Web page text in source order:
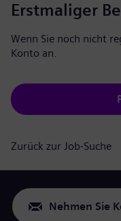
Erstmaliger
Wenn Sie noch nicht
Konto an.
Zurück zur Job-Suche
Nehmen Sie